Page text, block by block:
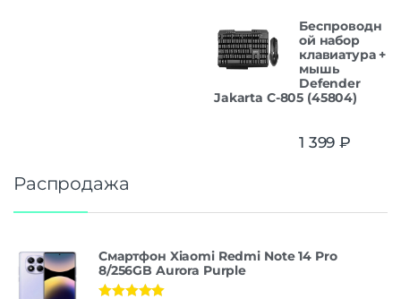
Беспроводн
ой набор
клавиатура +
мышь
Defender
Jakarta C-805 (45804)
1 399 ₽
Распродажа
Смартфон Xiaomi Redmi Note 14 Pro
8/256GB Aurora Purple